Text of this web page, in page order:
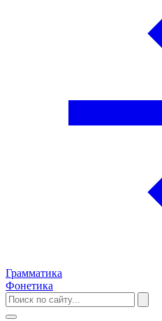
Грамматика
Фонетика